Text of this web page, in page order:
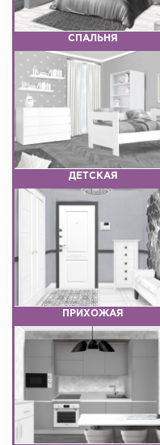
СПАЛЬНЯ
ДЕТСКАЯ
ПРИХОЖАЯ